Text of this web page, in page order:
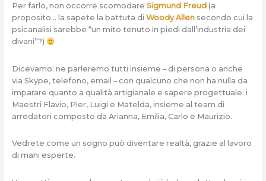
Per farlo, non occorre scomodare Sigmund Freud(a
proposito… la sapete la battuta di Woody Allensecondo cui la
psicanalisi sarebbe “un mito tenuto in piedi dall’industria dei
divani”?)
Dicevamo: ne parleremo tutti insieme – di persona o anche
via Skype, telefono, email – con qualcuno che non ha nulla da
imparare quanto a qualità artigianale e sapere progettuale: i
Maestri Flavio, Pier, Luigi e Matelda, insieme al team di
arredatori composto da Arianna, Emilia, Carlo e Maurizio.
Vedrete come un sogno può diventare realtà, grazie al lavoro
di mani esperte.